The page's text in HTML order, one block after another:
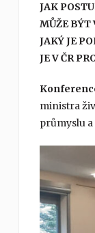
JAK
MŮŽE BÝT
JAKÝ JE
JE V ČR
ministra
průmyslu a